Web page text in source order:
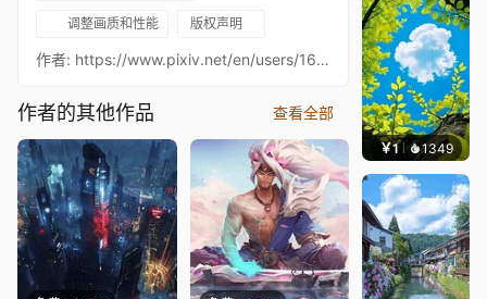
调整画质和性能 版权声明
作者: https://www.pixiv.net/en/users/16154485 音乐: DYATHON - Life 壁纸合集 捐赠
作者的其他作品 查看全部
￥1 1349 渔小